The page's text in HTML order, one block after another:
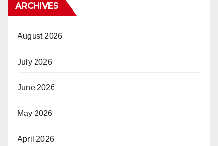
ARCHIVES
August 2026
July 2026
June 2026
May 2026
April 2026